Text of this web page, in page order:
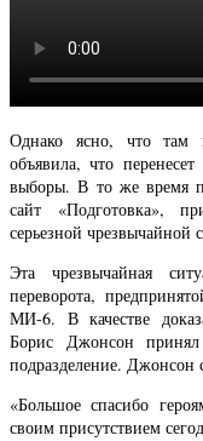
Однако ясно, что там
объявила, что
выборы. В то же время
сайт «Подготовка»,
серьезной чрезвычайной
Эта чрезвычайная
переворота,
МИ-6. В качестве
Борис Джонсон принял
подразделение. Джонсон
«Большое спасибо
своим присутствием